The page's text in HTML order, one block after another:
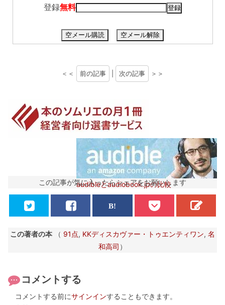
登録無料
空メール購読 空メール解除
＜＜ 前の記事 次の記事 ＞＞
audibleとaudiobook.jpの比較
この記事が気に入ったらシェアをお願いします
この著者の本 （ 91点, KKディスカヴァー・トゥエンティワン, 名
和高司 ）
コメントする
コメントする前にサインインすることもできます。